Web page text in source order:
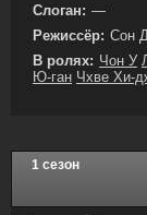
Слоган: —
Режиссёр: Сон
В ролях: Чон У
Ю-ган Чхве Хи-
1 сезон